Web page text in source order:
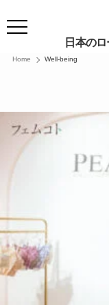
日本の
Home Well-being